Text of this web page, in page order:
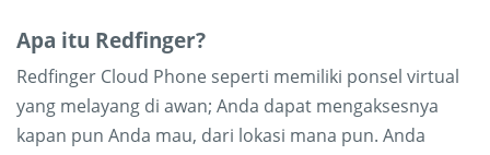
Apa itu Redfinger?
Redfinger Cloud Phone seperti memiliki ponsel virtual
yang melayang di awan; Anda dapat mengaksesnya
kapan pun Anda mau, dari lokasi mana pun. Anda